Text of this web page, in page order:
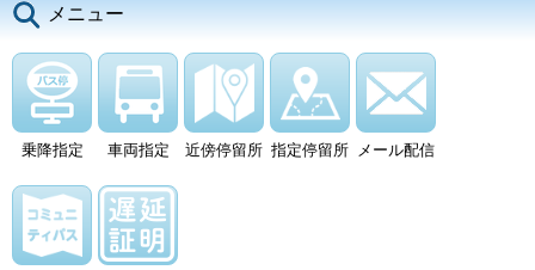
メニュー
乗降指定 車両指定 近傍停留所 指定停留所 メール配信